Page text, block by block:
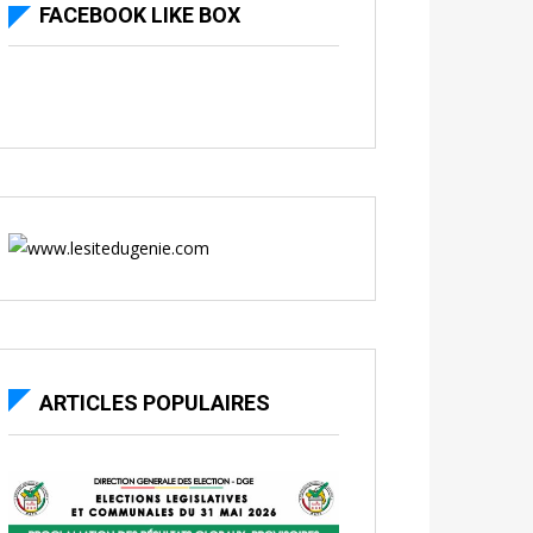
FACEBOOK LIKE BOX
ARTICLES POPULAIRES